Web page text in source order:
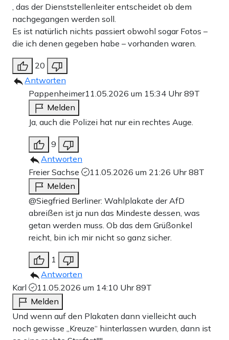
, das der Dienststellenleiter entscheidet ob dem
nachgegangen werden soll.
Es ist natürlich nichts passiert obwohl sogar Fotos –
die ich denen gegeben habe – vorhanden waren.
20
Antworten
Pappenheimer11.05.2026 um 15:34 Uhr89T
Melden
Ja, auch die Polizei hat nur ein rechtes Auge.
9
Antworten
Freier Sachse
11.05.2026 um 21:26 Uhr88T
Melden
@Siegfried Berliner: Wahlplakate der AfD
abreißen ist ja nun das Mindeste dessen, was
getan werden muss. Ob das dem Grüßonkel
reicht, bin ich mir nicht so ganz sicher.
1
Antworten
Karl
11.05.2026 um 14:10 Uhr89T
Melden
Und wenn auf den Plakaten dann vielleicht auch
noch gewisse „Kreuze“ hinterlassen wurden, dann ist